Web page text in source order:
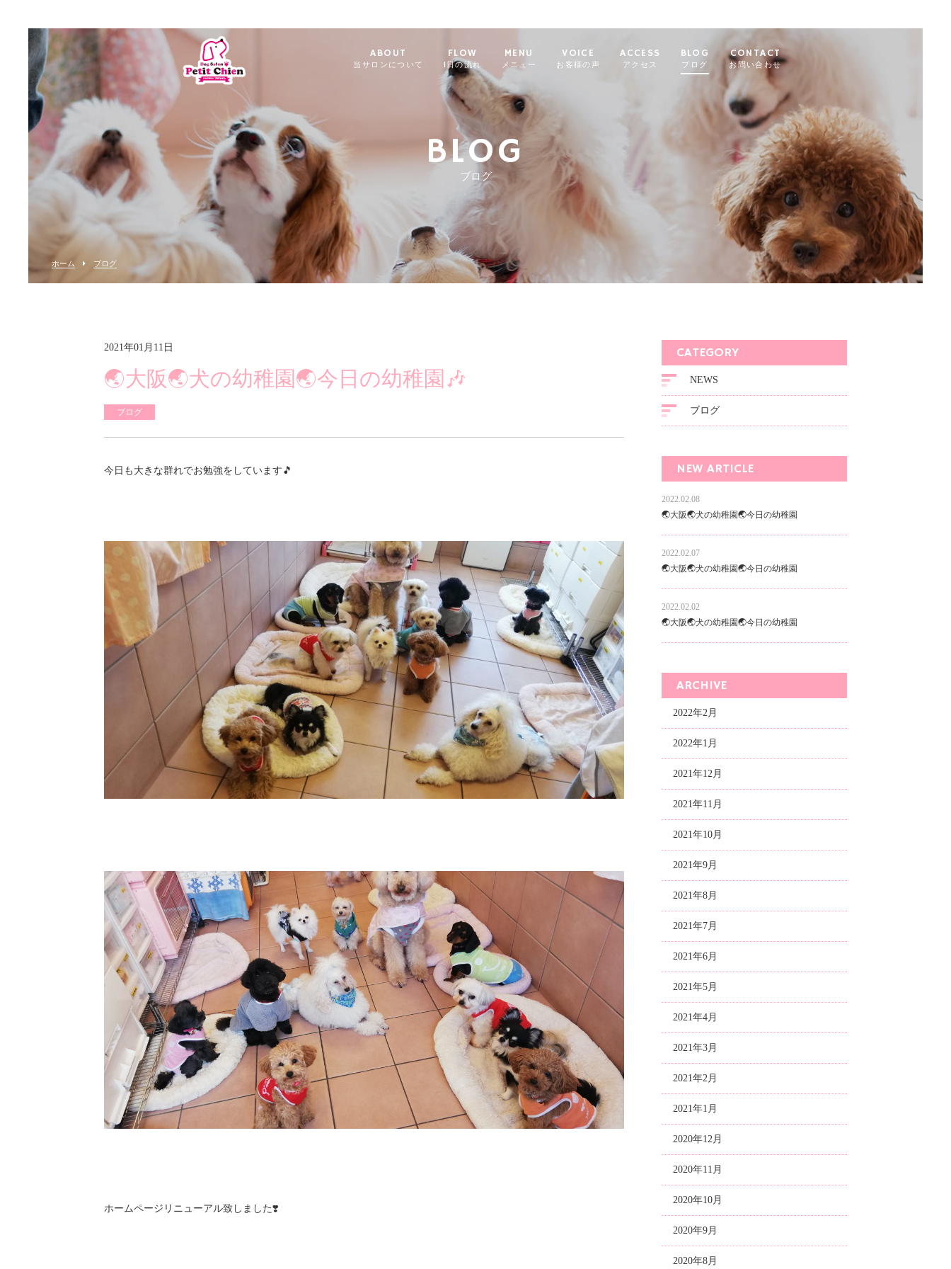
ABOUT
当サロンについて
FLOW
1日の流れ
MENU
メニュー
VOICE
お客様の声
ACCESS
アクセス
BLOG
ブログ
CONTACT
お問い合わせ
BLOG
ブログ
ホーム ブログ
2021年01月11日
🌏大阪🌏犬の幼稚園🌏今日の幼稚園🎶
ブログ
今日も大きな群れでお勉強をしています🎵
ホームページリニューアル致しました❣️
CATEGORY
NEWS
ブログ
NEW ARTICLE
2022.02.08
🌏大阪🌏犬の幼稚園🌏今日の幼稚園
2022.02.07
🌏大阪🌏犬の幼稚園🌏今日の幼稚園
2022.02.02
🌏大阪🌏犬の幼稚園🌏今日の幼稚園
ARCHIVE
2022年2月
2022年1月
2021年12月
2021年11月
2021年10月
2021年9月
2021年8月
2021年7月
2021年6月
2021年5月
2021年4月
2021年3月
2021年2月
2021年1月
2020年12月
2020年11月
2020年10月
2020年9月
2020年8月